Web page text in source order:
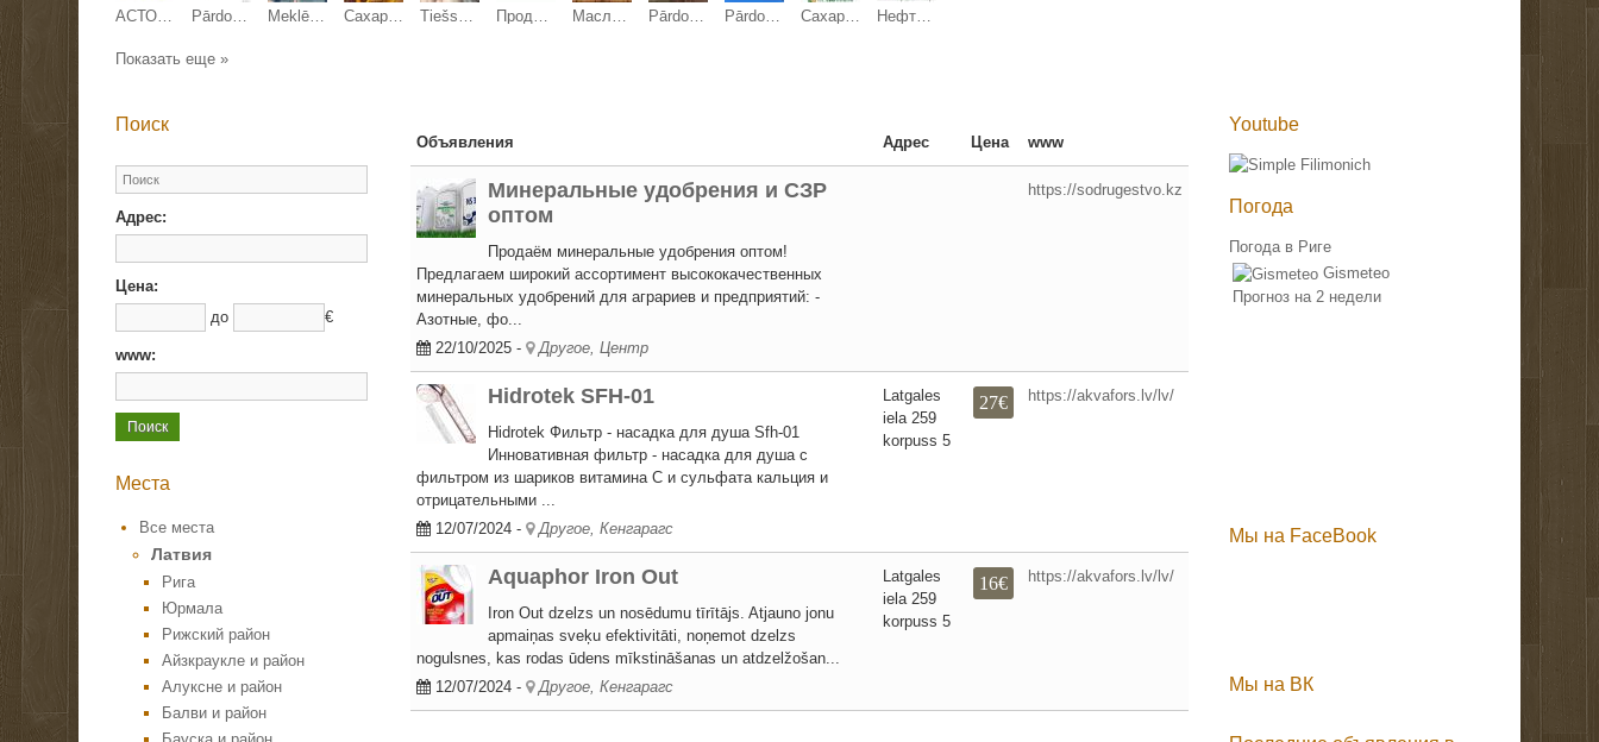
АСТОН - Оптовые продажи подсолнечного масла от завода. Экспорт Pārdodam margu detaļas. Meklējam kandidātu Anglijas uzņēmuma pārstāvniecības direktora amatam Latvijā. Сахар ГОСТ, зерновые, бобовые и масличные культуры оптом Tiešsaistes sekss Продажа Масложировая и молочная продукция СолПро - экспортные поставки Pārdod: Sony PlayStation 5 Pro (PS5 Pro) 2TB + 2 DualSense kontrolieri Pārdod: Sony PlayStation 5 Pro (PS5 Pro) 2TB + 2 DualSense kontrolieri Сахар, зерновые и зернобобовые, масличные культуры, корма Нефтехимическая продукция Роснефть оптом
Показать еще »
Поиск
Адрес:
Цена:
до
€
www:
Места
Все места
Латвия
Рига
Юрмала
Рижский район
Айзкраукле и район
Алуксне и район
Балви и район
Объявления Адрес Цена www
Минеральные удобрения и СЗР
оптом
Продаём минеральные удобрения оптом!
Предлагаем широкий ассортимент высококачественных
минеральных удобрений для аграриев и предприятий: -
Азотные, фо...
22/10/2025- Другое, Центр
https://sodrugestvo.kz
Hidrotek SFH-01
Hidrotek Фильтр - насадка для душа Sfh-01
Инновативная фильтр - насадка для душа с
фильтром из шариков витамина С и сульфата кальция и
отрицательными ...
12/07/2024- Другое, Кенгарагс
Latgales
iela 259
korpuss 5
27€ https://akvafors.lv/lv/
Aquaphor Iron Out
Iron Out dzelzs un nosēdumu tīrītājs. Atjauno jonu
apmaiņas sveķu efektivitāti, noņemot dzelzs
nogulsnes, kas rodas ūdens mīkstināšanas un atdzelžošan...
12/07/2024- Другое, Кенгарагс
Latgales
iela 259
korpuss 5
16€ https://akvafors.lv/lv/
Youtube
Погода
Погода в Риге
Gismeteo
Прогноз на 2 недели
Мы на FaceBook
Мы на ВК